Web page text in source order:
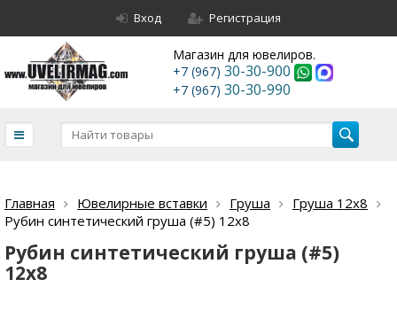
Вход Регистрация
Магазин для ювелиров.
+7 (967) 30-30-900
+7 (967) 30-30-990
Главная Ювелирные вставки Груша
Груша 12х8
Рубин синтетический груша (#5) 12х8
Рубин синтетический груша (#5)
12х8